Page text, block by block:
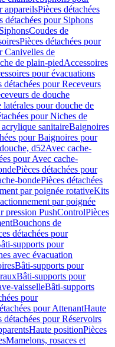
appareilsPièces détachées
détachées pour Siphons
Coudes de
Pièces détachées pour
Canivelles de
de plain-piedAccessoires
pour évacuations
détachées pour Receveurs
de douche
latérales pour douche de
pour Niches de
sanitaireBaignoires
pour Baignoires pour
d52Avec cache-
pour Avec cache-
Pièces détachées pour
bondePièces détachées
par poignée rotativeKits
par poignée
pression PushControlPièces
Bouchons de
détachées pour
supports pour
avec évacuation
Bâti-supports pour
Bâti-supports pour
vaisselleBâti-supports
pour
pour AttenantHaute
détachées pour Réservoirs
Haute positionPièces
Mamelons, rosaces et